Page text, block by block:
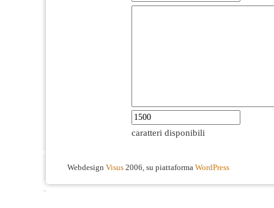
caratteri disponibili
Webdesign Visus 2006, su piattaforma WordPress